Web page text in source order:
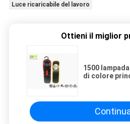
Luce ricaricabile del lavoro
Ottieni il miglior
1500
di colore
Autodidattica